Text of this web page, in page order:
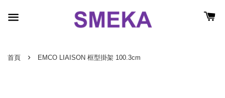
首頁 › EMCO LIAISON 框型掛架 100.3cm